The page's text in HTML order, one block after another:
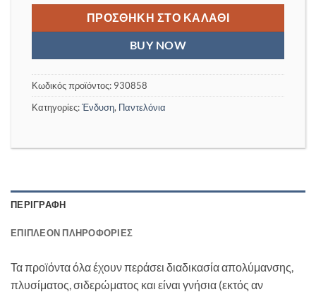
34,00 €.
ΠΡΟΣΘΉΚΗ ΣΤΟ ΚΑΛΆΘΙ
BUY NOW
Κωδικός προϊόντος: 930858
Κατηγορίες:Ένδυση, Παντελόνια
ΠΕΡΙΓΡΑΦΉ
ΕΠΙΠΛΈΟΝ ΠΛΗΡΟΦΟΡΊΕΣ
Τα προϊόντα όλα έχουν περάσει διαδικασία απολύμανσης,
πλυσίματος, σιδερώματος και είναι γνήσια (εκτός αν